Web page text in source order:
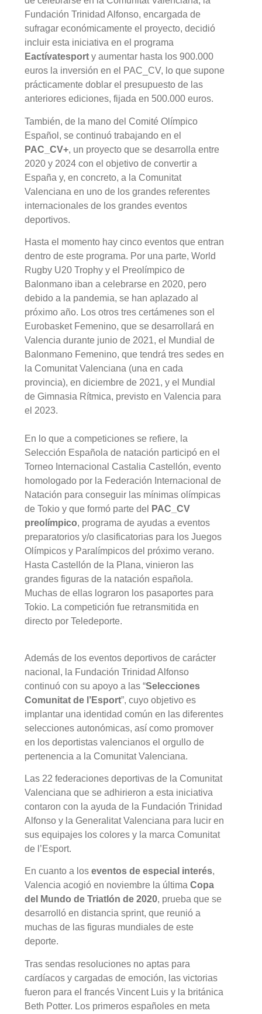
Fundación Trinidad Alfonso, encargada de
sufragar económicamente el proyecto, decidió
incluir esta iniciativa en el programa
Eactívatesporty aumentar hasta los 900.000
euros la inversión en el PAC_CV, lo que supone
prácticamente doblar el presupuesto de las
anteriores ediciones, fijada en 500.000 euros.
También, de la mano del Comité Olímpico
Español, se continuó trabajando en el
PAC_CV+, un proyecto que se desarrolla entre
2020 y 2024 con el objetivo de convertir a
España y, en concreto, a la Comunitat
Valenciana en uno de los grandes referentes
internacionales de los grandes eventos
deportivos.
Hasta el momento hay cinco eventos que entran
dentro de este programa. Por una parte, World
Rugby U20 Trophy y el Preolímpico de
Balonmano iban a celebrarse en 2020, pero
debido a la pandemia, se han aplazado al
próximo año. Los otros tres certámenes son el
Eurobasket Femenino, que se desarrollará en
Valencia durante junio de 2021, el Mundial de
Balonmano Femenino, que tendrá tres sedes en
la Comunitat Valenciana (una en cada
provincia), en diciembre de 2021, y el Mundial
de Gimnasia Rítmica, previsto en Valencia para
el 2023.
En lo que a competiciones se refiere, la
Selección Española de natación participó en el
Torneo Internacional Castalia Castellón, evento
homologado por la Federación Internacional de
Natación para conseguir las mínimas olímpicas
de Tokio y que formó parte del
PAC_CV
preolímpico, programa de ayudas a eventos
preparatorios y/o clasificatorias para los Juegos
Olímpicos y Paralímpicos del próximo verano.
Hasta Castellón de la Plana, vinieron las
grandes figuras de la natación española.
Muchas de ellas lograron los pasaportes para
Tokio. La competición fue retransmitida en
directo por Teledeporte.
Además de los eventos deportivos de carácter
nacional, la Fundación Trinidad Alfonso
continuó con su apoyo a las “Selecciones
Comunitat de l’Esport”, cuyo objetivo es
implantar una identidad común en las diferentes
selecciones autonómicas, así como promover
en los deportistas valencianos el orgullo de
pertenencia a la Comunitat Valenciana.
Las 22 federaciones deportivas de la Comunitat
Valenciana que se adhirieron a esta iniciativa
contaron con la ayuda de la Fundación Trinidad
Alfonso y la Generalitat Valenciana para lucir en
sus equipajes los colores y la marca Comunitat
de l’Esport.
En cuanto a loseventos de especial interés,
Valencia acogió en noviembre la últimaCopa
del Mundo de Triatlón de 2020, prueba que se
desarrolló en distancia sprint, que reunió a
muchas de las figuras mundiales de este
deporte.
Tras sendas resoluciones no aptas para
cardíacos y cargadas de emoción, las victorias
fueron para el francés Vincent Luis y la británica
Beth Potter. Los primeros españoles en meta